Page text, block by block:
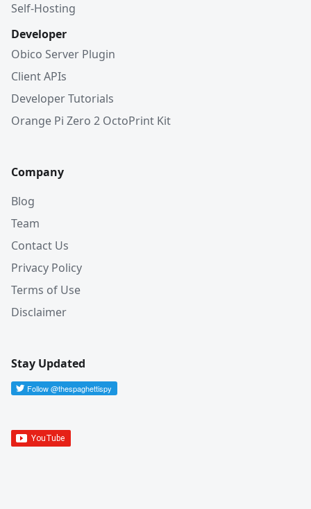
Self-Hosting
Developer
Obico Server Plugin
Client APIs
Developer Tutorials
Orange Pi Zero 2 OctoPrint Kit
Company
Blog
Team
Contact Us
Privacy Policy
Terms of Use
Disclaimer
Stay Updated